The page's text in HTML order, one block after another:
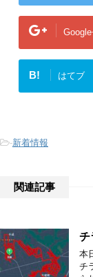
B! はてブ
-新着情報
関連記事
チ
本
チ